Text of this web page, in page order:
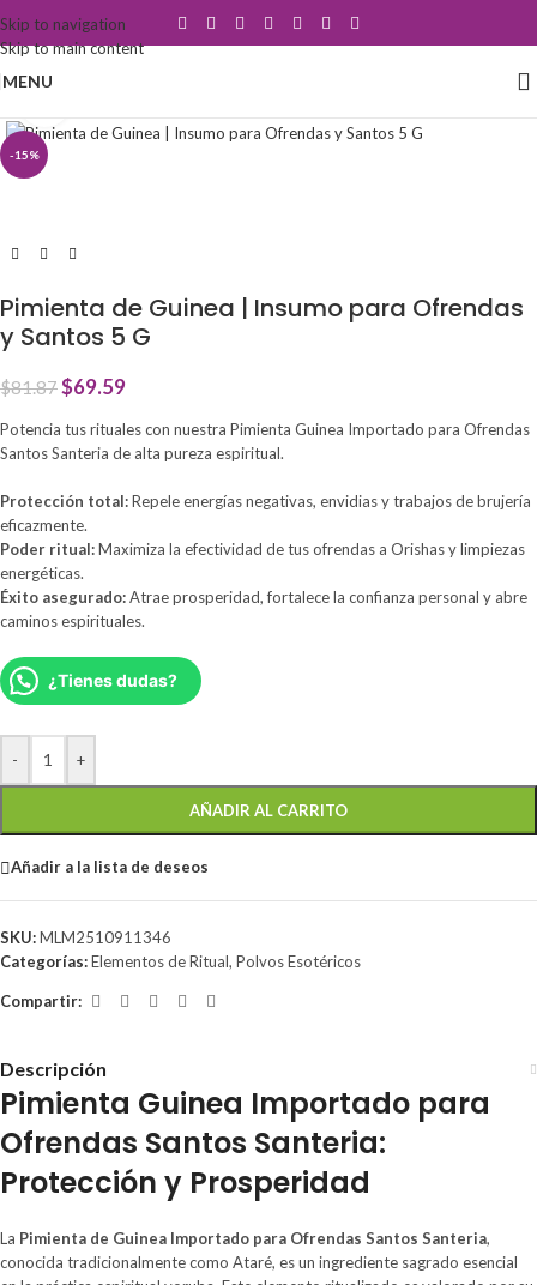
Skip to navigation
Skip to main content
MENU
-15%
Pimienta de Guinea | Insumo para Ofrendas
y Santos 5 G
$81.87$69.59
Potencia tus rituales con nuestra Pimienta Guinea Importado para Ofrendas
Santos Santeria de alta pureza espiritual.
Protección total:Repele energías negativas, envidias y trabajos de brujería
eficazmente.
Poder ritual:Maximiza la efectividad de tus ofrendas a Orishas y limpiezas
energéticas.
Éxito asegurado:Atrae prosperidad, fortalece la confianza personal y abre
caminos espirituales.
¿Tienes dudas?
- +
AÑADIR AL CARRITO
Añadir a la lista de deseos
SKU:MLM2510911346
Categorías:Elementos de Ritual, Polvos Esotéricos
Compartir:
Descripción
Pimienta Guinea Importado para
Ofrendas Santos Santeria:
Protección y Prosperidad
La Pimienta de Guinea Importado para Ofrendas Santos Santeria,
conocida tradicionalmente como Ataré, es un ingrediente sagrado esencial